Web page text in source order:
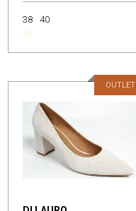
38 40
OUTLET